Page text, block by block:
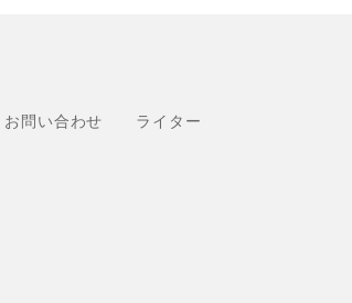
お問い合わせ ライター